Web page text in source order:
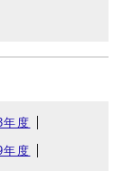
度
度